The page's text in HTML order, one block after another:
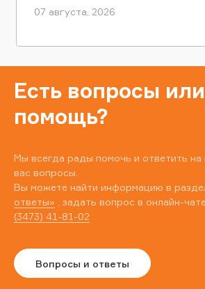
07 августа, 2026
Есть вопросы
помощь?
Мы всегда рады помочь и ответить
вас вопросы.
Вы можете найти информацию в
ответы» , задать вопрос в онлайн-
(3473) 41-81-02
Вопросы и ответы